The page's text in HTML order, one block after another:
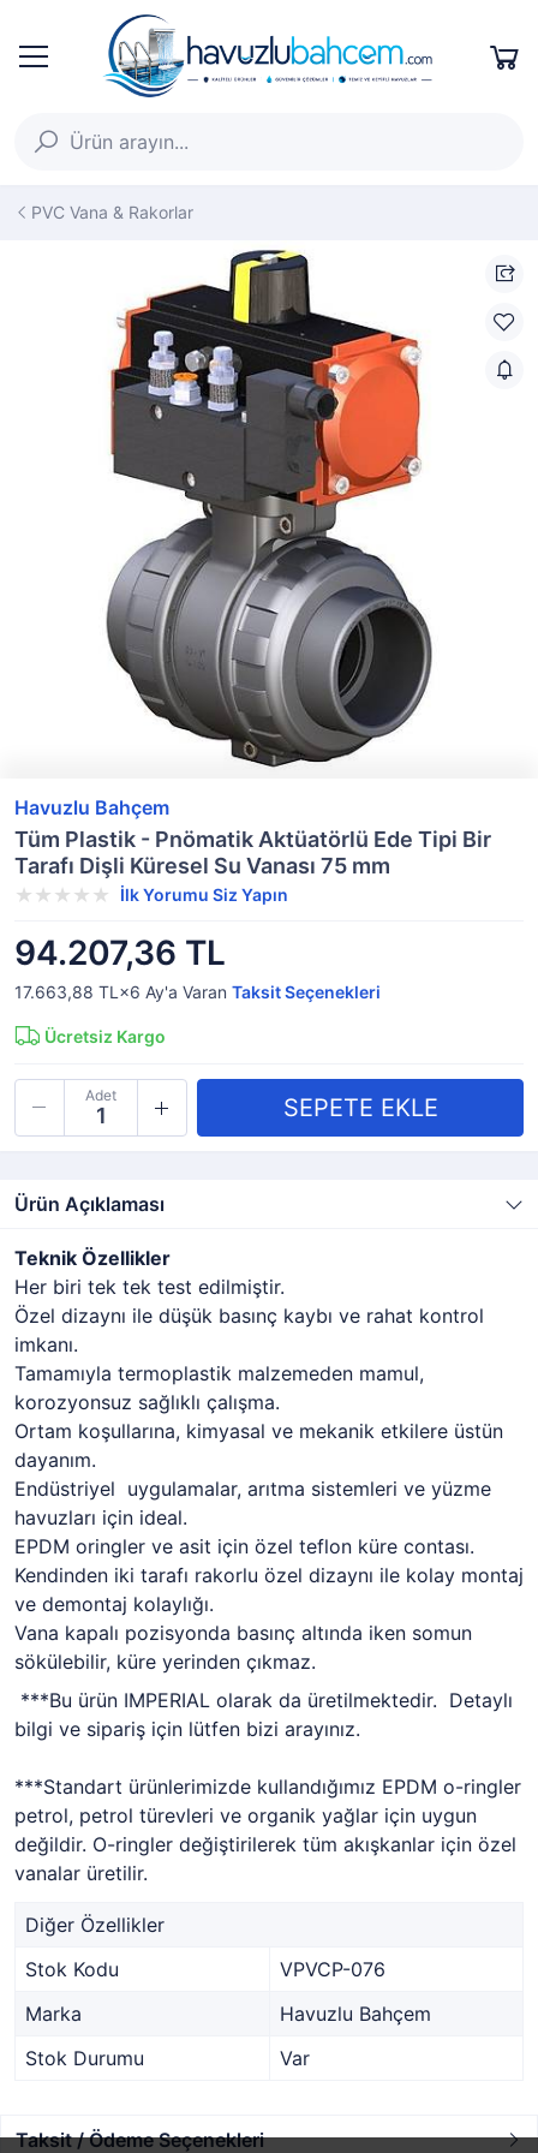
PVC Vana & Rakorlar
Havuzlu Bahçem
Tüm Plastik - Pnömatik Aktüatörlü Ede Tipi Bir
Tarafı Dişli Küresel Su Vanası 75 mm
İlk Yorumu Siz Yapın
94.207,36 TL
17.663,88 TL×6 Ay'a Varan Taksit Seçenekleri
Ücretsiz Kargo
Adet
Ürün Açıklaması
Teknik Özellikler
Her biri tek tek test edilmiştir.
Özel dizaynı ile düşük basınç kaybı ve rahat kontrol
imkanı.
Tamamıyla termoplastik malzemeden mamul,
korozyonsuz sağlıklı çalışma.
Ortam koşullarına, kimyasal ve mekanik etkilere üstün
dayanım.
Endüstriyel uygulamalar, arıtma sistemleri ve yüzme
havuzları için ideal.
EPDM oringler ve asit için özel teflon küre contası.
Kendinden iki tarafı rakorlu özel dizaynı ile kolay montaj
ve demontaj kolaylığı.
Vana kapalı pozisyonda basınç altında iken somun
sökülebilir, küre yerinden çıkmaz.
***Bu ürün IMPERIAL olarak da üretilmektedir. Detaylı
bilgi ve sipariş için lütfen bizi arayınız.
***Standart ürünlerimizde kullandığımız EPDM o-ringler
petrol, petrol türevleri ve organik yağlar için uygun
değildir. O-ringler değiştirilerek tüm akışkanlar için özel
vanalar üretilir.
Diğer Özellikler
Stok Kodu
VPVCP-076
Marka
Havuzlu Bahçem
Stok Durumu
Var
Taksit / Ödeme Seçenekleri